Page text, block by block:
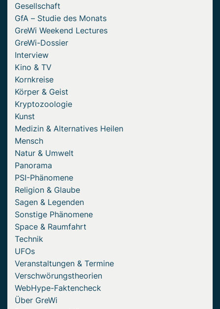
Gesellschaft
GfA – Studie des Monats
GreWi Weekend Lectures
GreWi-Dossier
Interview
Kino & TV
Kornkreise
Körper & Geist
Kryptozoologie
Kunst
Medizin & Alternatives Heilen
Mensch
Natur & Umwelt
Panorama
PSI-Phänomene
Religion & Glaube
Sagen & Legenden
Sonstige Phänomene
Space & Raumfahrt
Technik
UFOs
Veranstaltungen & Termine
Verschwörungstheorien
WebHype-Faktencheck
Über GreWi